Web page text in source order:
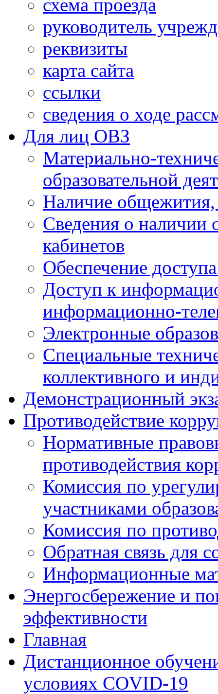
схема проезда
руководитель
реквизиты
карта сайта
ссылки
сведения о ходе
Для лиц ОВЗ
Материально-
образовательной
Наличие общежития,
Сведения о наличии
кабинетов
Обеспечение
Доступ к
информационно-
Электронные
Специальные
коллективного и
Демонстрационный
Противодействие
Нормативные
противодействия
Комиссия по
участниками
Комиссия по
Обратная связь для
Информационные
Энергосбережение и
эффективности
Главная
Дистанционное
условиях COVID-19